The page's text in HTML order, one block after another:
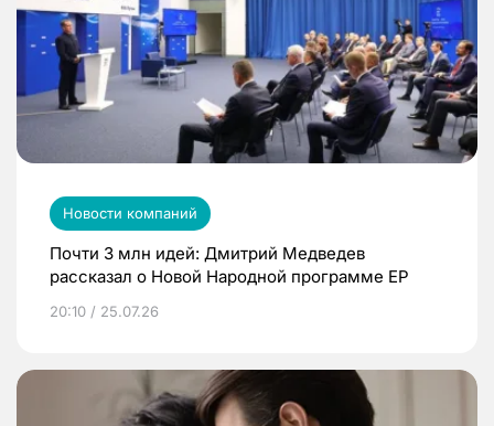
Новости компаний
Почти 3 млн идей: Дмитрий Медведев
рассказал о Новой Народной программе ЕР
20:10 / 25.07.26